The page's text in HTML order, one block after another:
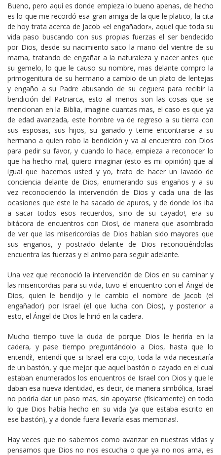
Bueno, pero aquí es donde empieza lo bueno apenas, de hecho
es lo que me recordó esa gran amiga de la que le platico, la cita
de hoy trata acerca de Jacob «el engañador», aquel que toda su
vida paso buscando con sus propias fuerzas el ser bendecido
por Dios, desde su nacimiento saco la mano del vientre de su
mama, tratando de engañar a la naturaleza y nacer antes que
su gemelo, lo que le causo su nombre, mas delante compro la
primogenitura de su hermano a cambio de un plato de lentejas
y engaño a su Padre abusando de su ceguera para recibir la
bendición del Patriarca, esto al menos son las cosas que se
mencionan en la Biblia, imagine cuantas mas, el caso es que ya
de edad avanzada, este hombre va de regreso a su tierra con
sus esposas, sus hijos, su ganado y teme encontrarse a su
hermano a quien robo la bendición y va al encuentro con Dios
para pedir su favor, y cuando lo hace, empieza a reconocer lo
que ha hecho mal, quiero imaginar (esto es mi opinión) que al
igual que hacemos usted y yo, trato de hacer un lavado de
conciencia delante de Dios, enumerando sus engaños y a su
vez reconociendo la intervención de Dios y cada una de las
ocasiones que este le ha sacado de apuros, y de donde los iba
a sacar todos esos recuerdos, sino de su cayado!, era su
bitácora de encuentros con Dios!, de manera que asombrado
de ver que las misericordias de Dios habían sido mayores que
sus engaños, y postrado delante de Dios reconociéndolas
encuentra las fuerzas y el animo para seguir adelante.
Una vez que reconoció la intervención de Dios en su caminar y
las misericordias para su vida, tuvo el encuentro con el Ángel de
Dios, quien le bendijo y le cambio el nombre de Jacob (el
engañador) por Israel (el que lucha con Dios), y posterior a
esto, el Ángel de Dios le hirió en la cadera.
Mucho tiempo tuve la duda de porque Dios le heriría en la
cadera, y pase tiempo preguntándolo a Dios, hasta que lo
entendí!, entendí que si Israel era cojo, toda la vida necesitaría
de un bastón, y que mejor que aquel bastón o cayado en el cual
estaban enumerados los encuentros de Israel con Dios y que le
daban esa nueva identidad, es decir, de manera simbólica, Israel
no podría dar un paso mas, sin apoyarse (físicamente) en todo
lo que Dios había hecho en su vida (ya que estaba escrito en
ese bastón), y a donde fuera llevaría esas memorias!.
Hay veces que no sabemos como avanzar en nuestras vidas y
pensamos que Dios no nos escucha o que ya no nos ama, es